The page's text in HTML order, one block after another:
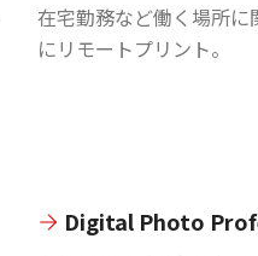
在宅勤務など働く場所に
にリモートプリント。
Digital Photo